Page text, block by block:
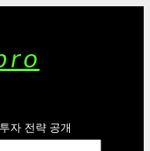
자 전략 공개